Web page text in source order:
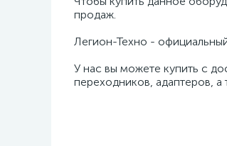
продаж.
Легион-Техно -
У нас вы можете купить с
переходников, адаптеров,